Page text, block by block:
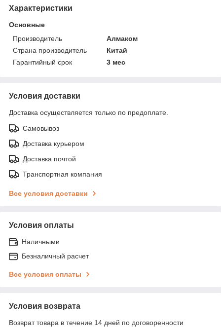
Характеристики
Основные
Производитель
Алмаком
Страна производитель
Китай
Гарантийный срок
3 мес
Условия доставки
Доставка осуществляется только по предоплате.
Самовывоз
Доставка курьером
Доставка почтой
Транспортная компания
Все условия доставки
Условия оплаты
Наличными
Безналичный расчет
Все условия оплаты
Условия возврата
Возврат товара в течение 14 дней по договоренности